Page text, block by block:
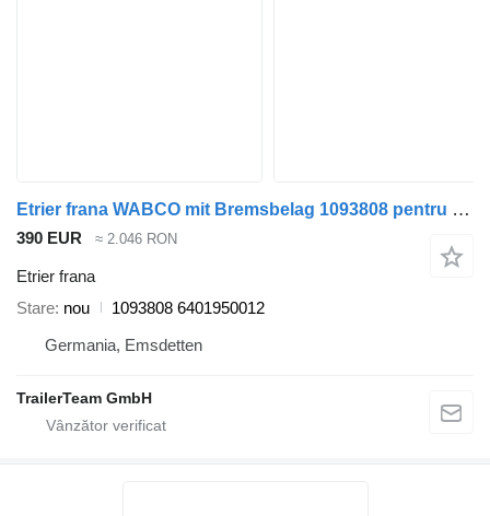
Etrier frana WABCO mit Bremsbelag 1093808 pentru semiremorcă
390 EUR ≈ 2.046 RON
Etrier frana
Stare nou
1093808 6401950012
Germania, Emsdetten
TrailerTeam GmbH